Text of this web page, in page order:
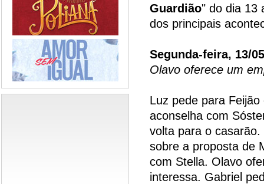
Guardião" do dia 13
dos principais
Segunda-feira, 13/
Olavo oferece um
Luz pede para
aconselha com
volta para o
sobre a proposta de
com Stella. Olavo
interessa. Gabriel